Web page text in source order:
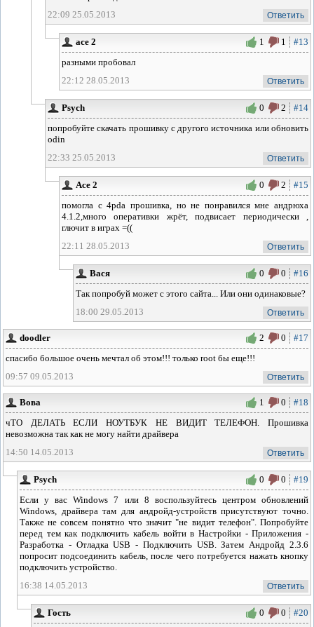
22:09 25.05.2013
Ответить
ace 2 #13
1
1
разными пробовал
22:12 28.05.2013
Ответить
Psych #14
2
0
попробуйте скачать прошивку с другого источника или обновить
odin
22:33 25.05.2013
Ответить
Ace 2 #15
2
0
помогла с 4pda прошивка, но не понравился мне андрюха
4.1.2,много оперативки жрёт, подвисает периодически ,
глючит в играх =((
22:11 28.05.2013
Ответить
Вася #16
0
0
Так попробуй может с этого сайта... Или они одинаковые?
18:00 29.05.2013
Ответить
doodler #17
0
2
спасибо большое очень мечтал об этом!!! только root бы еще!!!
09:57 09.05.2013
Ответить
Вова #18
0
1
чТО ДЕЛАТЬ ЕСЛИ НОУТБУК НЕ ВИДИТ ТЕЛЕФОН. Прошивка
невозможна так как не могу найти драйвера
14:50 14.05.2013
Ответить
Psych #19
0
0
Если у вас Windows 7 или 8 воспользуйтесь центром обновлений
Windows, драйвера там для андройд-устройств присутствуют точно.
Также не совсем понятно что значит "не видит телефон". Попробуйте
перед тем как подключить кабель войти в Настройки - Приложения -
Разработка - Отладка USB - Подключить USB. Затем Андройд 2.3.6
попросит подсоединить кабель, после чего потребуется нажать кнопку
подключить устройство.
16:38 14.05.2013
Ответить
Гость #20
0
0